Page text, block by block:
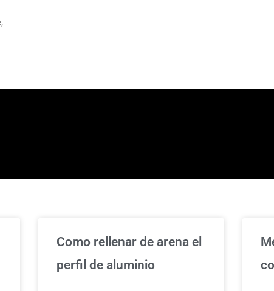
Como rellenar de arena el
perfil de aluminio